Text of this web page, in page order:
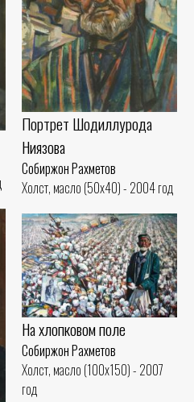
Портрет Шодиллурода
Ниязова
Собиржон Рахметов
Холст, масло (50x40) - 2004 год
На хлопковом поле
Собиржон Рахметов
Холст, масло (100x150) - 2007
год